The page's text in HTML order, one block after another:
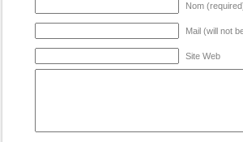
Nom
Mail (will not
Site Web